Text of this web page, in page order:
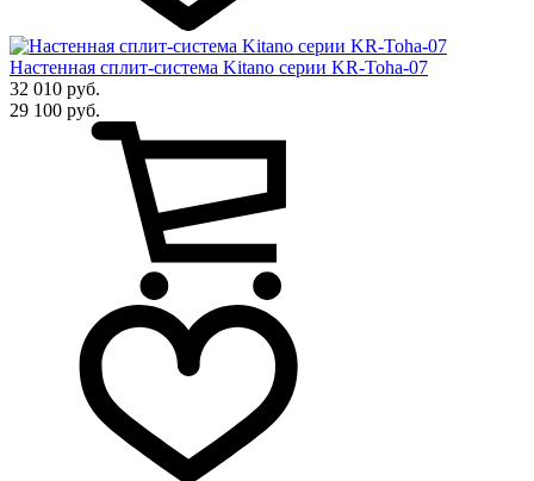
Настенная сплит-система Kitano серии KR-Toha-07
32 010 руб.
29 100 руб.